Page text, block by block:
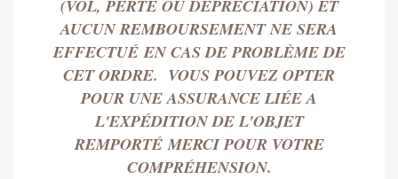
(VOL, PERTE OU DÉPRÉCIATION) ET
AUCUN REMBOURSEMENT NE SERA
EFFECTUÉEN CAS DE PROBLÈME DE
CET ORDRE. VOUS POUVEZ OPTER
POUR UNE ASSURANCE LIÉE A
L'EXPÉDITION DE L'OBJET
REMPORTÉMERCI POUR VOTRE
COMPRÉHENSION.